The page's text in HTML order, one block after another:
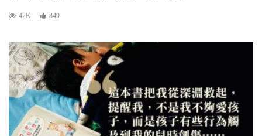
42K 849